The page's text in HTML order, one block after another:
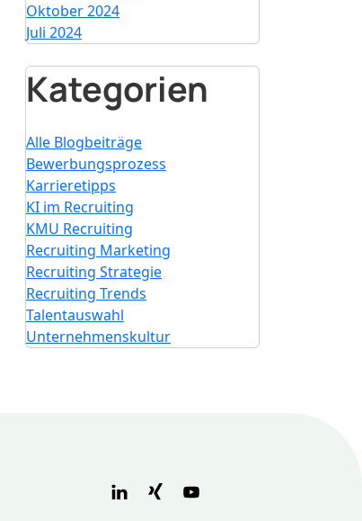
Oktober 2024
Juli 2024
Kategorien
Alle Blogbeiträge
Bewerbungsprozess
Karrieretipps
KI im Recruiting
KMU Recruiting
Recruiting Marketing
Recruiting Strategie
Recruiting Trends
Talentauswahl
Unternehmenskultur